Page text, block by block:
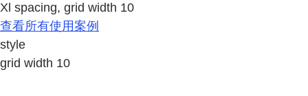
Xl spacing, grid width 10
查看所有使用案例
style
grid width 10